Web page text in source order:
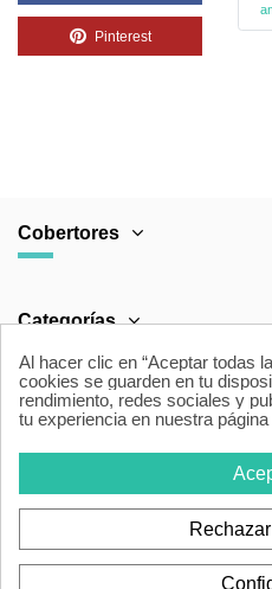
Pinterest
Cobertores
Categorías
Área Legal
Contacto
Al hacer clic en “Aceptar todas
cookies se guarden en tu
rendimiento, redes sociales y
tu experiencia en nuestra página